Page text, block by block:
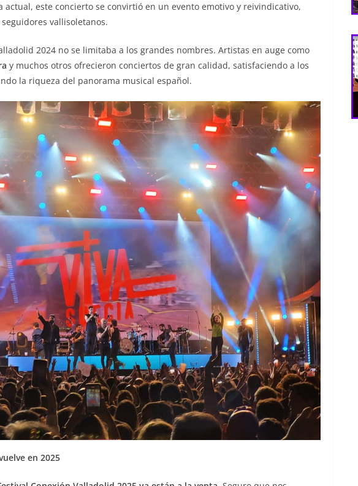
actual, este concierto se convirtió en un evento emotivo y reivindicativo,
vallisoletanos.
2024 no se limitaba a los grandes nombres. Artistas en auge como
y muchos otros ofrecieron conciertos de gran calidad, satisfaciendo a los
la riqueza del panorama musical español.
en 2025